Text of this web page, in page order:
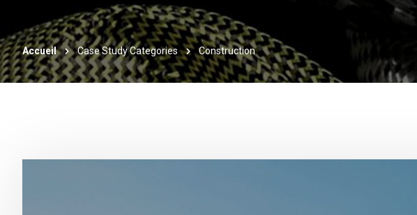
Accueil Case Study Categories Construction